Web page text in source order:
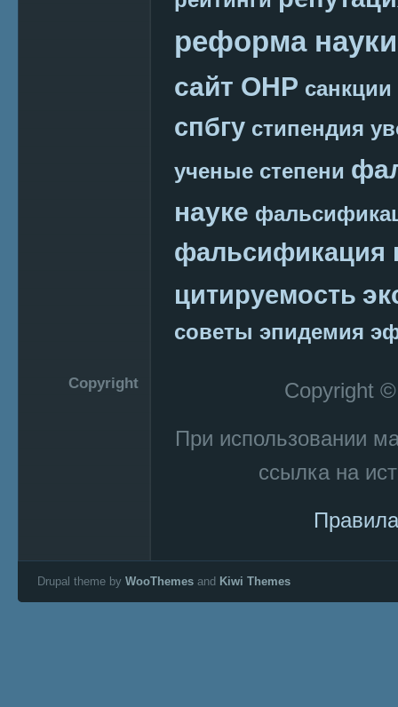
реформа науки
сайт ОНР санкции
спбгу стипендия
ученые степени
науке
фальсификация
цитируемость
советы эпидемия
Copyright
Copyright
При использовании
ссылка на
Drupal theme by WooThemes and Kiwi Themes